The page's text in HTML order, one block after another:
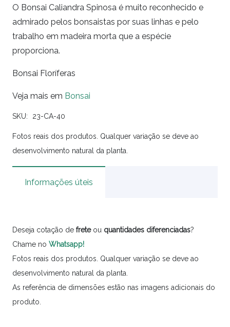
O Bonsai Caliandra Spinosa é muito reconhecido e
admirado pelos bonsaistas por suas linhas e pelo
trabalho em madeira morta que a espécie
proporciona.
Bonsai Floríferas
Veja mais em Bonsai
SKU: 23-CA-40
Fotos reais dos produtos. Qualquer variação se deve ao
desenvolvimento natural da planta.
Informações úteis
Deseja cotação de freteou quantidades diferenciadas?
Chame no Whatsapp!
Fotos reais dos produtos. Qualquer variação se deve ao
desenvolvimento natural da planta.
As referência de dimensões estão nas imagens adicionais do
produto.